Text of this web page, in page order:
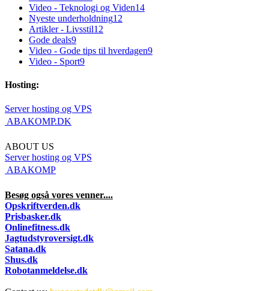
Video - Teknologi og Viden14
Nyeste underholdning12
Artikler - Livsstil12
Gode deals9
Video - Gode tips til hverdagen9
Video - Sport9
Hosting:
Server hosting og VPS
 ABAKOMP.DK
ABOUT US
Server hosting og VPS
 ABAKOMP
Besøg også vores venner....
Opskriftverden.dk
Prisbasker.dk
Onlinefitness.dk
Jagtudstyroversigt.dk
Satana.dk
Shus.dk
Robotanmeldelse.dk